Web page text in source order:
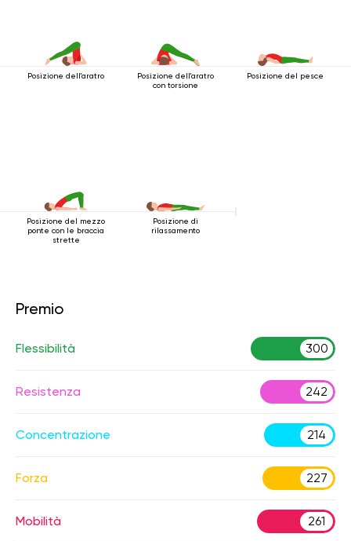
Posizione dell'aratro
Posizione dell'aratro
con torsione
Posizione del pesce
Posizione del mezzo
ponte con le braccia
strette
Posizione di
rilassamento
Premio
Flessibilità 300
Resistenza 242
Concentrazione 214
Forza 227
Mobilità 261